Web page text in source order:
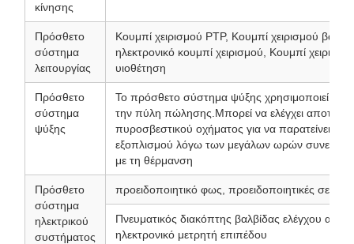
κίνησης
Πρόσθετο
σύστημα
λειτουργίας
Κουμπί χειρισμού PTP, Κουμπί χειρισμού
ηλεκτρονικό κουμπί χειρισμού, Κουμπί
υιοθέτηση
Πρόσθετο
σύστημα
ψύξης
Το πρόσθετο σύστημα ψύξης χρησιμοποιεί
την πύλη πώλησης.Μπορεί να ελέγχει
πυροσβεστικού οχήματος για να παρατείνει τη
εξοπλισμού λόγω των μεγάλων ωρών συνεχούς
με τη θέρμανση
Πρόσθετο
σύστημα
ηλεκτρικού
συστήματος
προειδοποιητικό φως, προειδοποιητικές
Πνευματικός διακόπτης βαλβίδας ελέγχου
ηλεκτρονικό μετρητή επιπέδου